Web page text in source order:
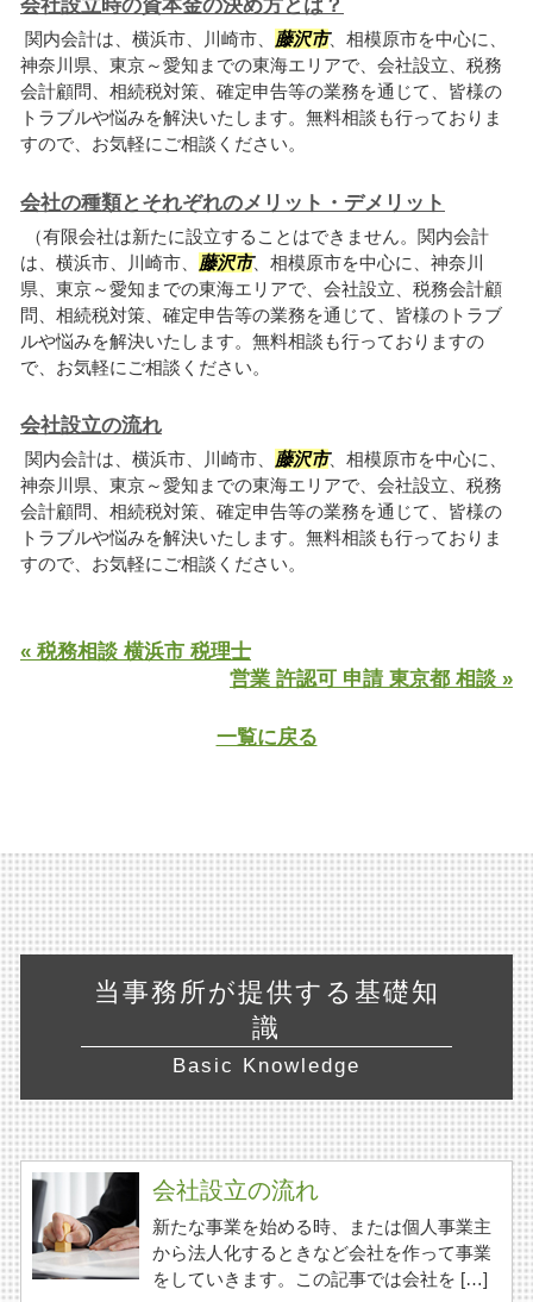
会社設立時の資本金の決め方とは？
関内会計は、横浜市、川崎市、 藤沢市、相模原市を中心に、
神奈川県、東京～愛知までの東海エリアで、会社設立、税務
会計顧問、相続税対策、確定申告等の業務を通じて、皆様の
トラブルや悩みを解決いたします。無料相談も行っておりま
すので、お気軽にご相談ください。
会社の種類とそれぞれのメリット・デメリット
（有限会社は新たに設立することはできません。関内会計
は、横浜市、川崎市、 藤沢市、相模原市を中心に、神奈川
県、東京～愛知までの東海エリアで、会社設立、税務会計顧
問、相続税対策、確定申告等の業務を通じて、皆様のトラブ
ルや悩みを解決いたします。無料相談も行っておりますの
で、お気軽にご相談ください。
会社設立の流れ
関内会計は、横浜市、川崎市、 藤沢市、相模原市を中心に、
神奈川県、東京～愛知までの東海エリアで、会社設立、税務
会計顧問、相続税対策、確定申告等の業務を通じて、皆様の
トラブルや悩みを解決いたします。無料相談も行っておりま
すので、お気軽にご相談ください。
« 税務相談 横浜市 税理士
営業 許認可 申請 東京都 相談 »
一覧に戻る
当事務所が提供する基礎知
識
Basic Knowledge
会社設立の流れ
新たな事業を始める時、または個人事業主
から法人化するときなど会社を作って事業
をしていきます。この記事では会社を […]